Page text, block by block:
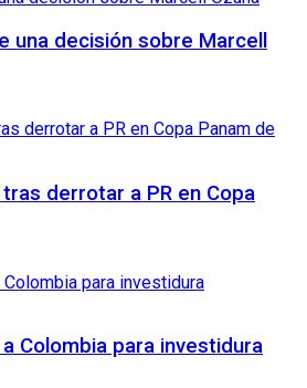
una decisión sobre Marcell
derrotar a PR en Copa
Colombia para investidura